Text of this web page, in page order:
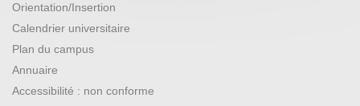
Orientation/Insertion
Calendrier universitaire
Plan du campus
Annuaire
Accessibilité : non conforme